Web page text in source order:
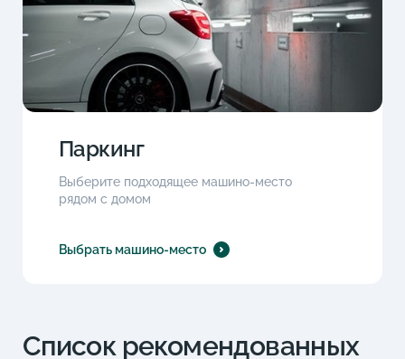
Паркинг
Выберите подходящее машино-место
рядом с домом
Выбрать машино-место
Список рекомендованных